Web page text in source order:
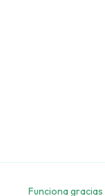
Funciona